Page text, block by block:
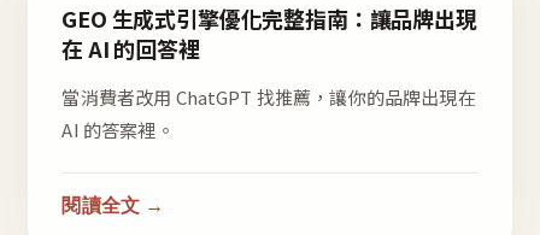
GEO 生成式引擎優化完整指南：讓品牌出現
在 AI 的回答裡
當消費者改用 ChatGPT 找推薦，讓你的品牌出現在
AI 的答案裡。
閱讀全文 →